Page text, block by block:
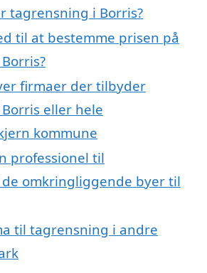
tagrensning i Borris?
til at bestemme prisen på
firmaer der tilbyder
eller hele
kommune
professionel til
omkringliggende byer til
til tagrensning i andre